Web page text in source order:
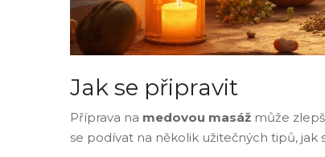
Jak se připravit
Příprava na medovou masáž může
se podívat na několik užitečných tipů, jak